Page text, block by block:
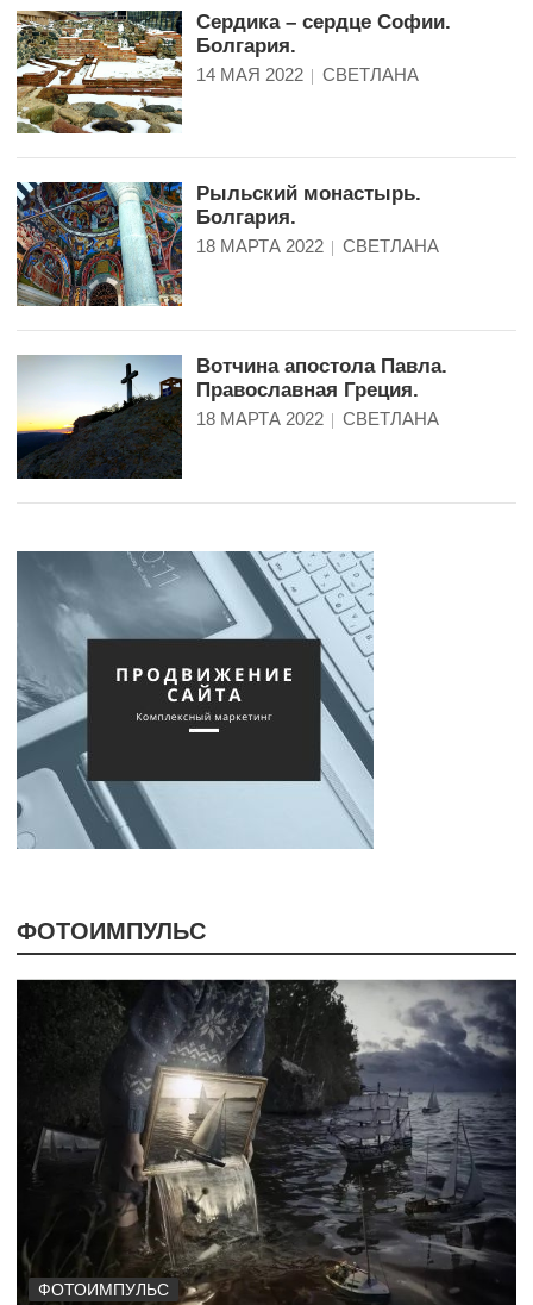
Сердика – сердце Софии.
Болгария.
14 МАЯ 2022 СВЕТЛАНА
Рыльский монастырь.
Болгария.
18 МАРТА 2022 СВЕТЛАНА
Вотчина апостола Павла.
Православная Греция.
18 МАРТА 2022 СВЕТЛАНА
ФОТОИМПУЛЬС
ФОТОИМПУЛЬС